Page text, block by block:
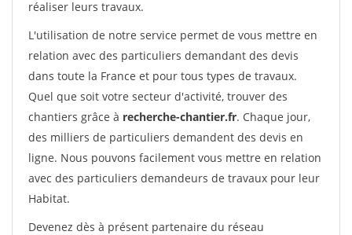
réaliser leurs travaux.
L'utilisation de notre service permet de vous mettre en
relation avec des particuliers demandant des devis
dans toute la France et pour tous types de travaux.
Quel que soit votre secteur d'activité, trouver des
chantiers grâce à recherche-chantier.fr. Chaque jour,
des milliers de particuliers demandent des devis en
ligne. Nous pouvons facilement vous mettre en relation
avec des particuliers demandeurs de travaux pour leur
Habitat.
Devenez dès à présent partenaire du réseau